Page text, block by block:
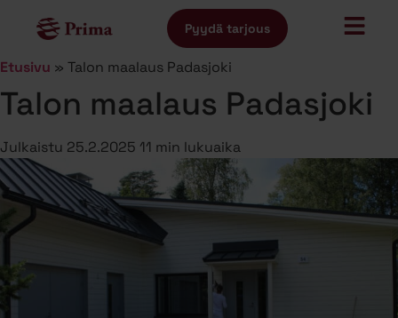
Pyydä tarjous
Etusivu » Talon maalaus Padasjoki
Talon maalaus Padasjoki
Julkaistu 25.2.2025 11 min lukuaika